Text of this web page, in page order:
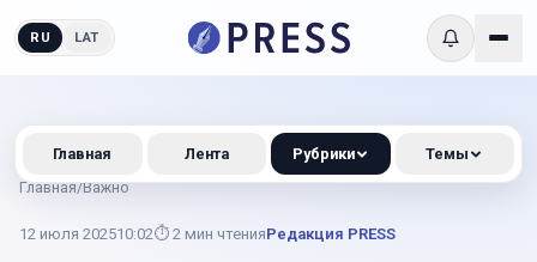
RU LAT
Главная/Важно
12 июля 202510:02⏱ 2 мин чтенияРедакция PRESS
Главная Лента Рубрики Темы